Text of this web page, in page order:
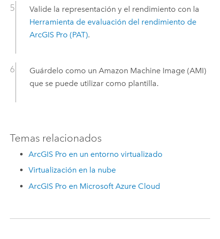
Valide la representación y el rendimiento con la
Herramienta de evaluación del rendimiento de
ArcGIS Pro (PAT).
Guárdelo como un Amazon Machine Image (AMI)
que se puede utilizar como plantilla.
Temas relacionados
ArcGIS Pro en un entorno virtualizado
Virtualización en la nube
ArcGIS Pro en Microsoft Azure Cloud